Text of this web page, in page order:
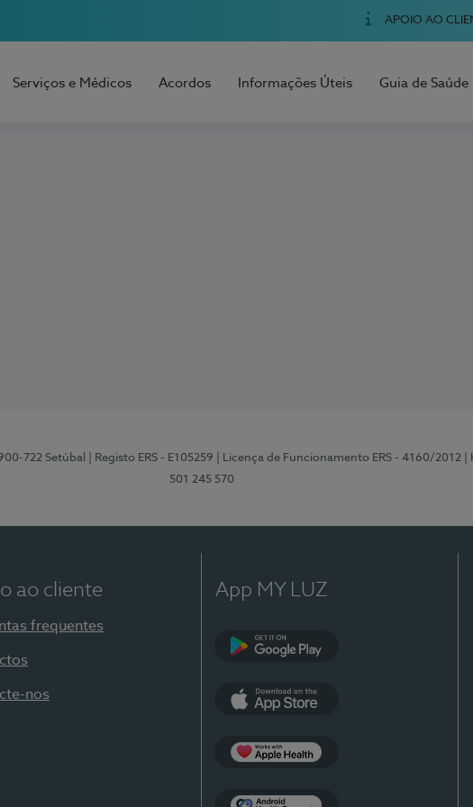
APOIO AO
Serviços e Médicos Acordos Informações Úteis Guia de Saúde
722 Setúbal | Registo ERS - E105259 | Licença de Funcionamento ERS - 4160/2012
501 245 570
ao cliente
frequentes
nos
App MY LUZ